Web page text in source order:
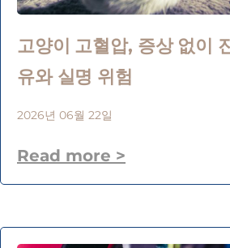
고양이 고혈압, 증상 없이
유와 실명 위험
2026년 06월 22일
Read more >